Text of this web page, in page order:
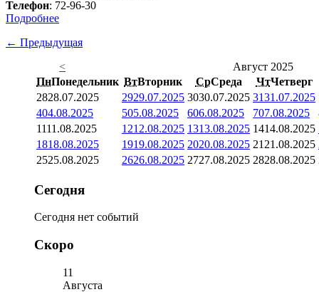
Телефон: 72-96-30
Подробнее
← Предыдущая
<
Август 2025
ПнПонедельник ВтВторник СрСреда ЧтЧетверг
2828.07.2025 2929.07.2025 3030.07.2025 3131.07.2025
404.08.2025 505.08.2025 606.08.2025 707.08.2025
1111.08.2025 1212.08.2025 1313.08.2025 1414.08.2025
1818.08.2025 1919.08.2025 2020.08.2025 21 21.08.2025
2525.08.2025 2626.08.2025 2727.08.2025 2828.08.2025
Сегодня
Сегодня нет событий
Скоро
11
Августа